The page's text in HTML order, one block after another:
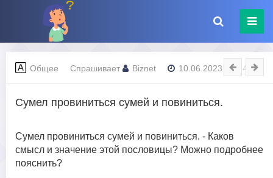
Общее Спрашивает Biznet 10.06.2023 - 01:40
Сумел провиниться сумей и повиниться.
Сумел провиниться сумей и повиниться. - Каков
смысл и значение этой пословицы? Можно подробнее
пояснить?